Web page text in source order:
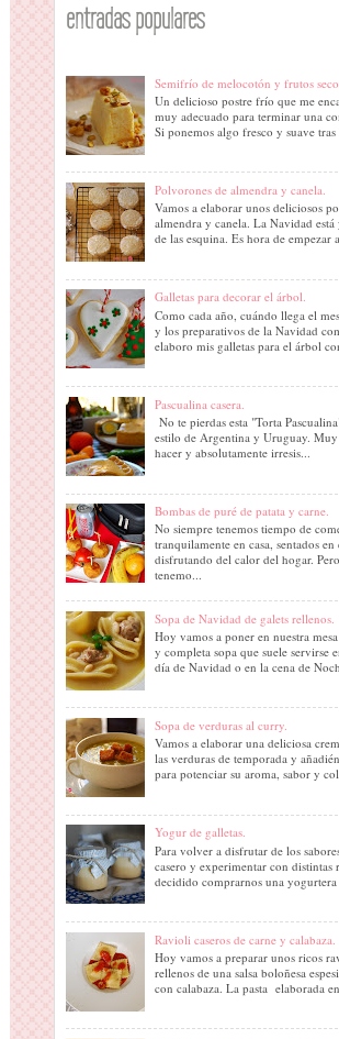
entradas populares
Semifrío de melocotón y frutos
Un delicioso postre frío que me
muy adecuado para terminar una
Si ponemos algo fresco y suave tras
Polvorones de almendra y canela.
Vamos a elaborar unos deliciosos
almendra y canela. La Navidad
de las esquina. Es hora de empezar
Galletas para decorar el árbol.
Como cada año, cuándo llega el
y los preparativos de la Navidad
elaboro mis galletas para el árbol
Pascualina casera.
No te pierdas esta "Torta
estilo de Argentina y Uruguay.
hacer y absolutamente irresis...
Bombas de puré de patata y carne.
No siempre tenemos tiempo de
tranquilamente en casa, sentados
disfrutando del calor del hogar.
tenemo...
Sopa de Navidad de galets rellenos.
Hoy vamos a poner en nuestra
y completa sopa que suele servirse
día de Navidad o en la cena de
Sopa de verduras al curry.
Vamos a elaborar una deliciosa
las verduras de temporada y
para potenciar su aroma, sabor y
Yogur de galletas.
Para volver a disfrutar de los
casero y experimentar con distintas
decidido comprarnos una yogurtera
Ravioli caseros de carne y calabaza.
Hoy vamos a preparar unos ricos
rellenos de una salsa boloñesa
con calabaza. La pasta elaborada en